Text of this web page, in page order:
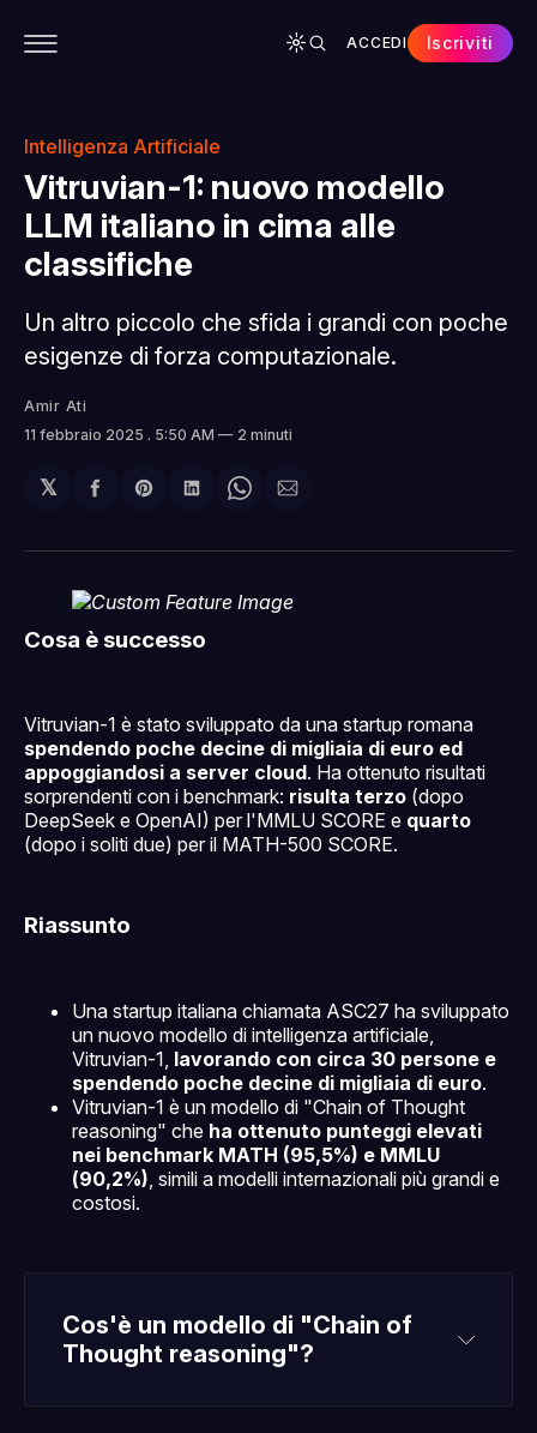
ACCEDI Iscriviti
Intelligenza Artificiale
Vitruvian-1: nuovo modello
LLM italiano in cima alle
classifiche
Un altro piccolo che sfida i grandi con poche
esigenze di forza computazionale.
Amir Ati
11 febbraio 2025 . 5:50 AM 2 minuti
𝕏
Condividi
Facebook
Share
Pinterest
Condividi
LinkedIn
Share
WhatsApp
Condividi
email
Cosa è successo
Vitruvian-1 è stato sviluppato da una startup romana
spendendo poche decine di migliaia di euro ed
appoggiandosi a server cloud. Ha ottenuto risultati
sorprendenti con i benchmark: risulta terzo (dopo
DeepSeek e OpenAI) per l'MMLU SCORE e quarto
(dopo i soliti due) per il MATH-500 SCORE.
Riassunto
Una startup italiana chiamata ASC27 ha sviluppato
un nuovo modello di intelligenza artificiale,
Vitruvian-1, lavorando con circa 30 persone e
spendendo poche decine di migliaia di euro.
Vitruvian-1 è un modello di "Chain of Thought
reasoning" che ha ottenuto punteggi elevati
nei benchmark MATH (95,5%) e MMLU
(90,2%), simili a modelli internazionali più grandi e
costosi.
Cos'è un modello di "Chain of
Thought reasoning"?